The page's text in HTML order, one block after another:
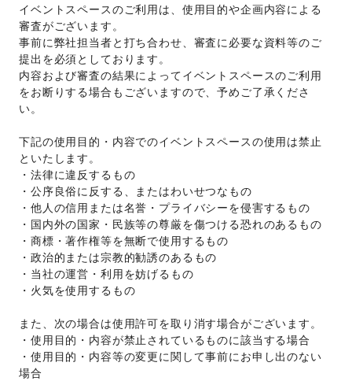
イベントスペースのご利用は、使用目的や企画内容による
審査がございます。
事前に弊社担当者と打ち合わせ、審査に必要な資料等のご
提出を必須としております。
内容および審査の結果によってイベントスペースのご利用
をお断りする場合もございますので、予めご了承くださ
い。
下記の使用目的・内容でのイベントスペースの使用は禁止
といたします。
・法律に違反するもの
・公序良俗に反する、またはわいせつなもの
・他人の信用または名誉・プライバシーを侵害するもの
・国内外の国家・民族等の尊厳を傷つける恐れのあるもの
・商標・著作権等を無断で使用するもの
・政治的または宗教的勧誘のあるもの
・当社の運営・利用を妨げるもの
・火気を使用するもの
また、次の場合は使用許可を取り消す場合がございます。
・使用目的・内容が禁止されているものに該当する場合
・使用目的・内容等の変更に関して事前にお申し出のない
場合